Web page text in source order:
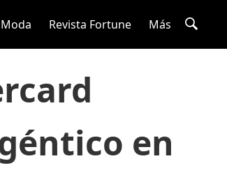
Moda Revista Fortune Más
en